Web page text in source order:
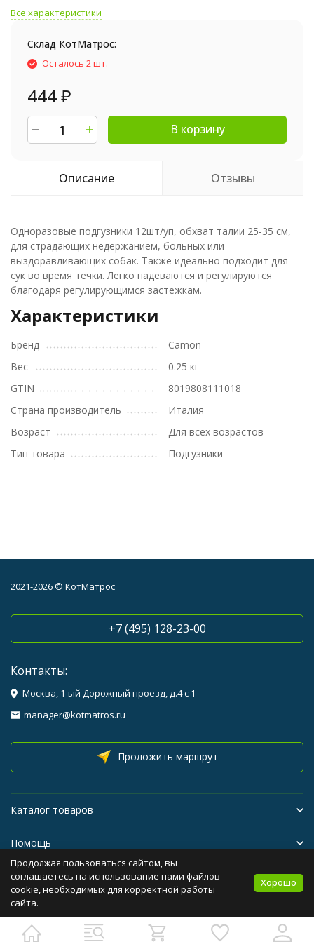
Все характеристики
Склад КотМатрос:
Осталось 2 шт.
444₽
В корзину
Описание Отзывы
Одноразовые подгузники 12шт/уп, обхват талии 25-35 см,
для страдающих недержанием, больных или
выздоравливающих собак. Также идеально подходит для
сук во время течки. Легко надеваются и регулируются
благодаря регулирующимся застежкам.
Характеристики
Бренд
Camon
Вес
0.25 кг
GTIN
8019808111018
Страна производитель
Италия
Возраст
Для всех возрастов
Тип товара
Подгузники
2021-2026 © КотМатрос
+7 (495) 128-23-00
Контакты:
Москва, 1-ый Дорожный проезд, д.4 с 1
manager@kotmatros.ru
Проложить маршрут
Каталог товаров
Помощь
Бренды
Политика персональных данных Карта сайта
Продолжая пользоваться сайтом, вы
соглашаетесь на использование нами файлов
cookie, необходимых для корректной работы
сайта.
Хорошо